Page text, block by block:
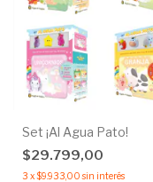
Set ¡Al Agua Pato!
$29.799,00
3 x$9.933,00 sin interés